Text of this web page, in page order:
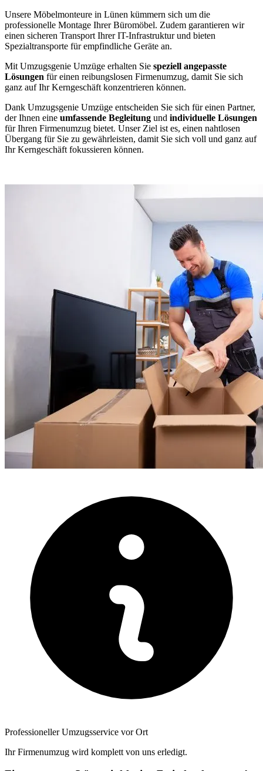
Unsere Möbelmonteure in Lünen kümmern sich um die
professionelle Montage Ihrer Büromöbel. Zudem garantieren wir
einen sicheren Transport Ihrer IT-Infrastruktur und bieten
Spezialtransporte für empfindliche Geräte an.
Mit Umzugsgenie Umzüge erhalten Sie speziell angepasste
Lösungen für einen reibungslosen Firmenumzug, damit Sie sich
ganz auf Ihr Kerngeschäft konzentrieren können.
Dank Umzugsgenie Umzüge entscheiden Sie sich für einen Partner,
der Ihnen eine umfassende Begleitung und individuelle Lösungen
für Ihren Firmenumzug bietet. Unser Ziel ist es, einen nahtlosen
Übergang für Sie zu gewährleisten, damit Sie sich voll und ganz auf
Ihr Kerngeschäft fokussieren können.
Professioneller Umzugsservice vor Ort
Ihr Firmenumzug wird komplett von uns erledigt.